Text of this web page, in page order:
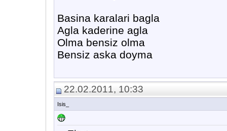
Basina karalari bagla
Agla kaderine agla
Olma bensiz olma
Bensiz aska doyma
22.02.2011, 10:33
Isis_